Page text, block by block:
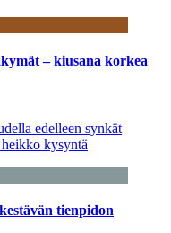
– kiusana korkea
edelleen synkät
kysyntä
tienpidon